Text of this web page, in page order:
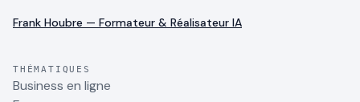
Frank Houbre — Formateur & Réalisateur IA
THÉMATIQUES
Business en ligne